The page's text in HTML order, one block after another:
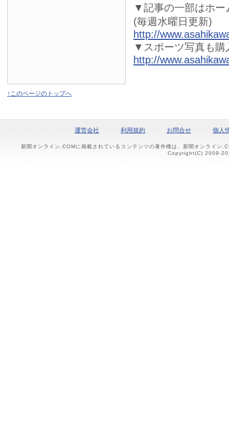
▼記事の一部はホー
(毎週水曜日更新)
http://
▼スポーツ写真も購
http://
↑このページのトップへ
運営会社 利用規約 お問合せ 個人
新聞オンライン.COMに掲載されているコンテンツの著作権は、新聞オンライン
Copyright(C) 2009-